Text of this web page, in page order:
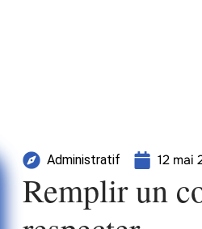
Administratif 12 mai
Remplir un